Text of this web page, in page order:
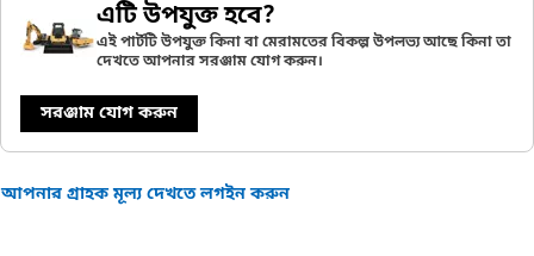
এটি উপযুক্ত হবে?
এই পার্টটি উপযুক্ত কিনা বা মেরামতের বিকল্প উপলভ্য আছে কিনা তা
দেখতে আপনার সরঞ্জাম যোগ করুন।
সরঞ্জাম যোগ করুন
আপনার গ্রাহক মূল্য দেখতে লগইন করুন